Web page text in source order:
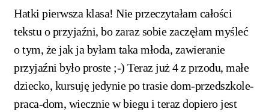
Hatki pierwsza klasa! Nie przeczytałam całości
tekstu o przyjaźni, bo zaraz sobie zaczęłam myśleć
o tym, że jak ja byłam taka młoda, zawieranie
przyjaźni było proste ;-) Teraz już 4 z przodu, małe
dziecko, kursuję jedynie po trasie dom-przedszkole-
praca-dom, wiecznie w biegu i teraz dopiero jest